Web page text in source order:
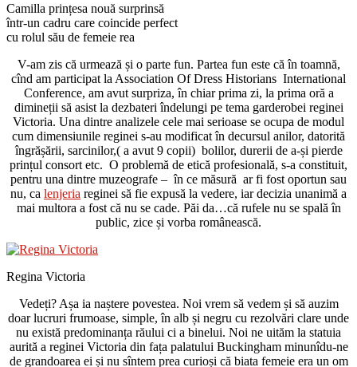
Camilla prințesa nouă surprinsă
într-un cadru care coincide perfect
cu rolul său de femeie rea
V-am zis că urmează și o parte fun. Partea fun este că în toamnă,
cînd am participat la Association Of Dress Historians International
Conference, am avut surpriza, în chiar prima zi, la prima oră a
dimineții să asist la dezbateri îndelungi pe tema garderobei reginei
Victoria. Una dintre analizele cele mai serioase se ocupa de modul
cum dimensiunile reginei s-au modificat în decursul anilor, datorită
îngrășării, sarcinilor,( a avut 9 copii) bolilor, durerii de a-și pierde
prințul consort etc. O problemă de etică profesională, s-a constituit,
pentru una dintre muzeografe – în ce măsură ar fi fost oportun sau
nu, ca lenjeria reginei să fie expusă la vedere, iar decizia unanimă a
mai multora a fost că nu se cade. Păi da…că rufele nu se spală în
public, zice și vorba românească.
Regina Victoria
Vedeți? Așa ia naștere povestea. Noi vrem să vedem și să auzim
doar lucruri frumoase, simple, în alb și negru cu rezolvări clare unde
nu există predominanța răului ci a binelui. Noi ne uităm la statuia
aurită a reginei Victoria din fața palatului Buckingham minunîdu-ne
de grandoarea ei și nu sîntem prea curioși că biata femeie era un om